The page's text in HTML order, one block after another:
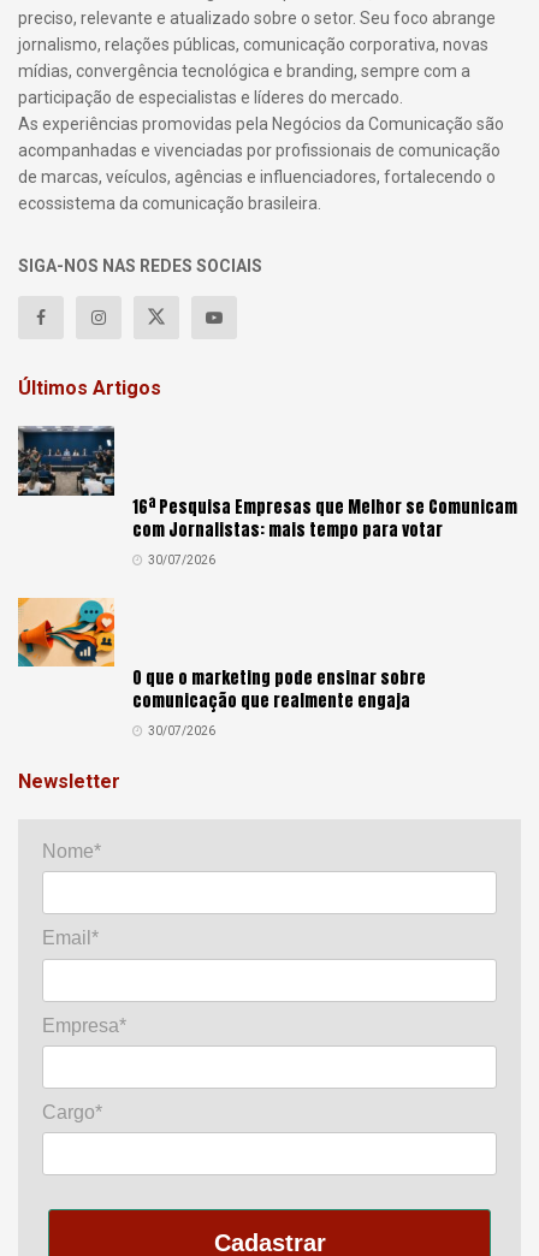
preciso, relevante e atualizado sobre o setor. Seu foco abrange
jornalismo, relações públicas, comunicação corporativa, novas
mídias, convergência tecnológica e branding, sempre com a
participação de especialistas e líderes do mercado.
As experiências promovidas pela Negócios da Comunicação são
acompanhadas e vivenciadas por profissionais de comunicação
de marcas, veículos, agências e influenciadores, fortalecendo o
ecossistema da comunicação brasileira.
SIGA-NOS NAS REDES SOCIAIS
Últimos Artigos
16ª Pesquisa Empresas que Melhor se Comunicam
com Jornalistas: mais tempo para votar
30/07/2026
O que o marketing pode ensinar sobre
comunicação que realmente engaja
30/07/2026
Newsletter
Nome*
Email*
Empresa*
Cargo*
Cadastrar